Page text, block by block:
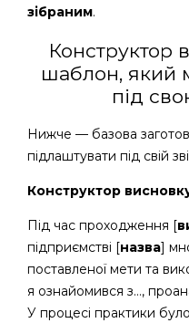
зібраним.
Конструктор
шаблон, який
під
Нижче — базова
підлаштувати під свій
Конструктор
Під час проходження [
підприємстві [назва]
поставленої мети та
я ознайомився з…,
У процесі практики